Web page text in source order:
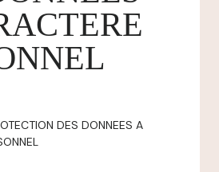
DES DONNEES A